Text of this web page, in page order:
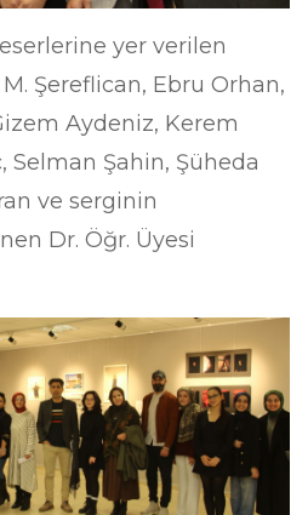
yer verilen
Şereflican, Ebru Orhan,
Aydeniz, Kerem
Selman Şahin, Şüheda
ve serginin
Dr. Öğr. Üyesi